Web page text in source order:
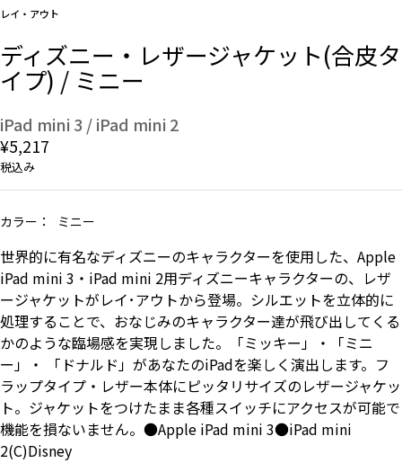
スマホリング/ストラップ/他
デザインから探す
会社概要
お知らせ
よくある質問
お問い合わせ（一般の皆様）
お問い合わせ（企業様）
プライバシーポリシー
レイ・アウト
ディズニー・レザージャケット(合皮タ
イプ) / ミニー
iPad mini 3 / iPad mini 2
¥5,217
税込み
カラー： ミニー
世界的に有名なディズニーのキャラクターを使用した、Apple
iPad mini 3・iPad mini 2用ディズニーキャラクターの、レザ
ージャケットがレイ･アウトから登場。シルエットを立体的に
処理することで、おなじみのキャラクター達が飛び出してくる
かのような臨場感を実現しました。「ミッキー」・「ミニ
ー」・ 「ドナルド」があなたのiPadを楽しく演出します。フ
ラップタイプ・レザー本体にピッタリサイズのレザージャケッ
ト。ジャケットをつけたまま各種スイッチにアクセスが可能で
機能を損ないません。●Apple iPad mini 3●iPad mini
2(C)Disney